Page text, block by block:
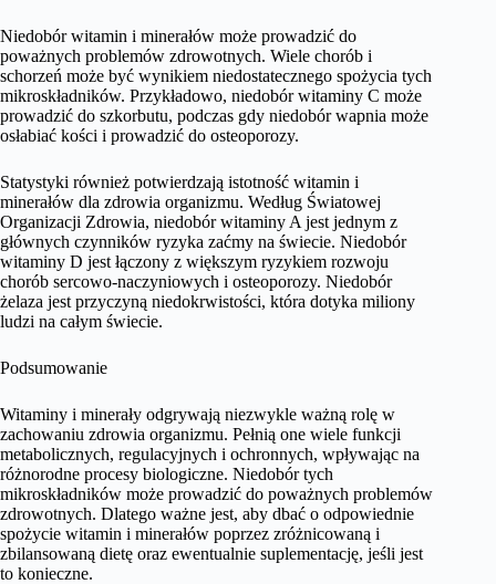
Niedobór witamin i minerałów może prowadzić do
poważnych problemów zdrowotnych. Wiele chorób i
schorzeń może być wynikiem niedostatecznego spożycia tych
mikroskładników. Przykładowo, niedobór witaminy C może
prowadzić do szkorbutu, podczas gdy niedobór wapnia może
osłabiać kości i prowadzić do osteoporozy.
Statystyki również potwierdzają istotność witamin i
minerałów dla zdrowia organizmu. Według Światowej
Organizacji Zdrowia, niedobór witaminy A jest jednym z
głównych czynników ryzyka zaćmy na świecie. Niedobór
witaminy D jest łączony z większym ryzykiem rozwoju
chorób sercowo-naczyniowych i osteoporozy. Niedobór
żelaza jest przyczyną niedokrwistości, która dotyka miliony
ludzi na całym świecie.
Podsumowanie
Witaminy i minerały odgrywają niezwykle ważną rolę w
zachowaniu zdrowia organizmu. Pełnią one wiele funkcji
metabolicznych, regulacyjnych i ochronnych, wpływając na
różnorodne procesy biologiczne. Niedobór tych
mikroskładników może prowadzić do poważnych problemów
zdrowotnych. Dlatego ważne jest, aby dbać o odpowiednie
spożycie witamin i minerałów poprzez zróżnicowaną i
zbilansowaną dietę oraz ewentualnie suplementację, jeśli jest
to konieczne.